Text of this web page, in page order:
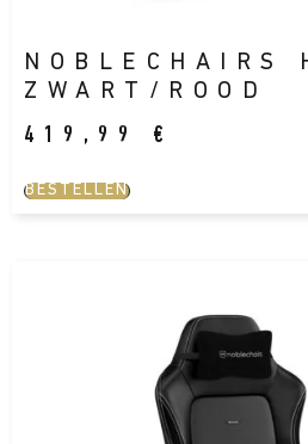
NOBLECHAIRS
ZWART/ROOD
419,99 €
BESTELLEN